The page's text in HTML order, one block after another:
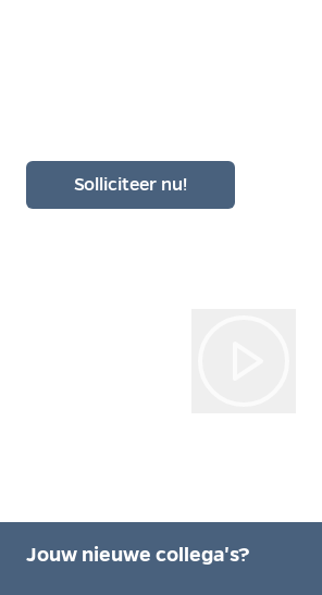
Solliciteer nu!
Jouw nieuwe collega's?